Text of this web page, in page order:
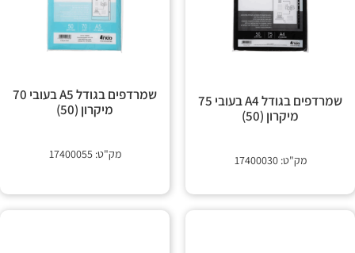
שמרדפים בגודל A4 בעובי 75
מיקרון (50)
מק"ט: 17400030
שמרדפים בגודל A5 בעובי 70
מיקרון (50)
מק"ט: 17400055